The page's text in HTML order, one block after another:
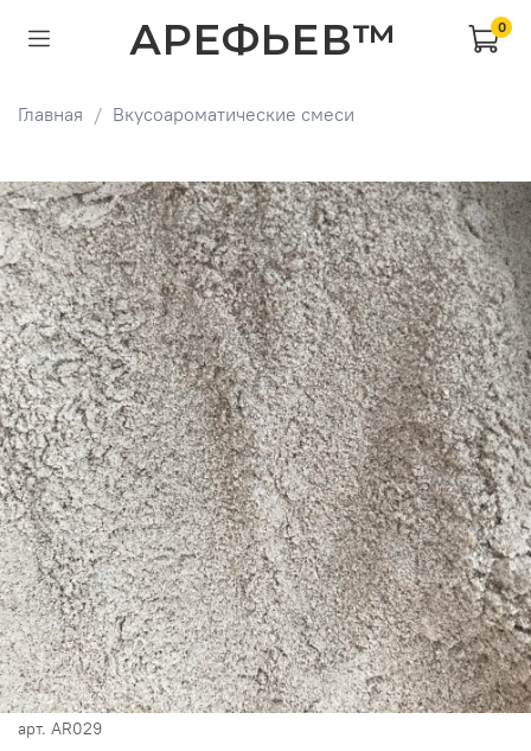
АРЕФЬЕВ™ 0
Главная Вкусоароматические смеси
арт. AR029